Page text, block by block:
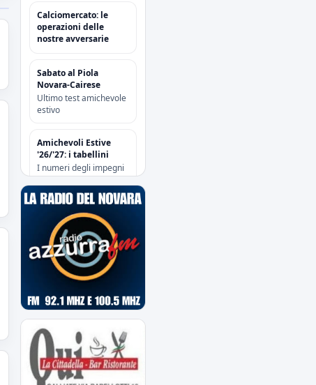
Calciomercato: le
operazioni delle
nostre avversarie
Sabato al Piola
Novara-Cairese
Ultimo test amichevole
estivo
Amichevoli Estive
'26/'27: i tabellini
I numeri degli impegni
pre-season
Gli azzurri cedono (2-
1) soltanto nel finale
Amichevole al
“Sannazzari” di Chiavari
tra Entella e Novara
Risoluzione
contrattuale con
Attanasio e Camolese
Risoluzione
contrattuale con
Alberti